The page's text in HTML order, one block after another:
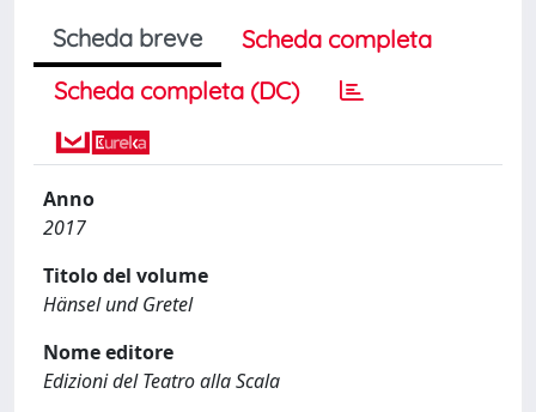
Scheda breve
Scheda completa
Scheda completa (DC)
Anno
2017
Titolo del volume
Hänsel und Gretel
Nome editore
Edizioni del Teatro alla Scala